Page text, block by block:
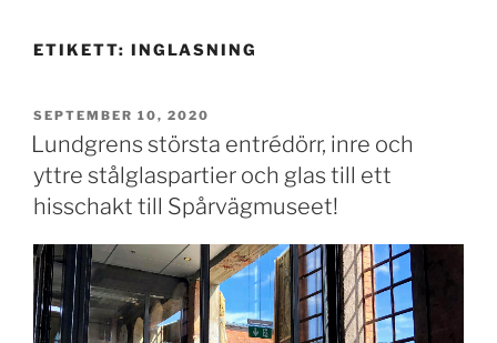
ETIKETT: INGLASNING
PUBLICERAT
SEPTEMBER 10, 2020
Lundgrens största entrédörr, inre och
yttre stålglaspartier och glas till ett
hisschakt till Spårvägmuseet!